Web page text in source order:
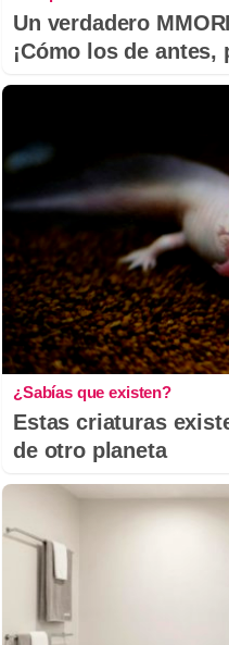
Un verdadero
¡Cómo los de antes,
¿Sabías que existen?
Estas criaturas
de otro planeta